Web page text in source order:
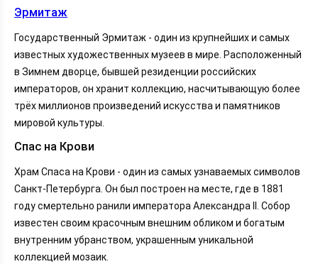
Эрмитаж
Государственный Эрмитаж - один из крупнейших и самых
известных художественных музеев в мире. Расположенный
в Зимнем дворце, бывшей резиденции российских
императоров, он хранит коллекцию, насчитывающую более
трёх миллионов произведений искусства и памятников
мировой культуры.
Спас на Крови
Храм Спаса на Крови - один из самых узнаваемых символов
Санкт-Петербурга. Он был построен на месте, где в 1881
году смертельно ранили императора Александра II. Собор
известен своим красочным внешним обликом и богатым
внутренним убранством, украшенным уникальной
коллекцией мозаик.